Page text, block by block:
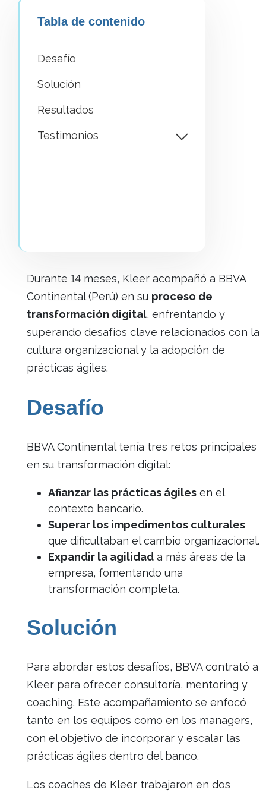
Tabla de contenido
Desafío
Solución
Resultados
Testimonios
Durante 14 meses, Kleer acompañó a BBVA
Continental (Perú) en su proceso de
transformación digital, enfrentando y
superando desafíos clave relacionados con la
cultura organizacional y la adopción de
prácticas ágiles.
Desafío
BBVA Continental tenía tres retos principales
en su transformación digital:
Afianzar las prácticas ágilesen el
contexto bancario.
Superar los impedimentos culturales
que dificultaban el cambio organizacional.
Expandir la agilidada más áreas de la
empresa, fomentando una
transformación completa.
Solución
Para abordar estos desafíos, BBVA contrató a
Kleer para ofrecer consultoría, mentoring y
coaching. Este acompañamiento se enfocó
tanto en los equipos como en los managers,
con el objetivo de incorporar y escalar las
prácticas ágiles dentro del banco.
Los coaches de Kleer trabajaron en dos